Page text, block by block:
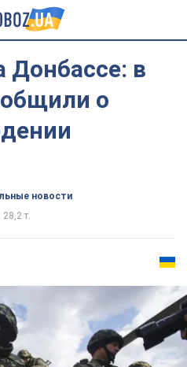
Донбассе: в
о
новости
28,2 т.